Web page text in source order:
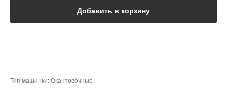
Добавить в корзину
Тип машинки: Окантовочные